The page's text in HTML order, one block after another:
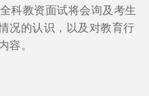
科教资面试将会询及考生
况的认识，以及对教育行
容。